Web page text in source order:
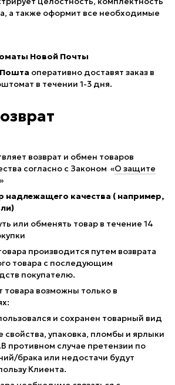
а также оформит все необходимые
Новой Почты
оперативно доставят заказ в
в течении 1-3 дня.
возврат и обмен товаров
согласно с Законом «О защите
»
надлежащего качества ( например,
или обменять товар в течение 14
производится путем возврата
товара с последующим
покупателю.
товара возможны только в
и сохранен товарный вид
свойства, упаковка, пломбы и ярлыки
противном случае претензии по
брака или недостачи будут
Клиента.